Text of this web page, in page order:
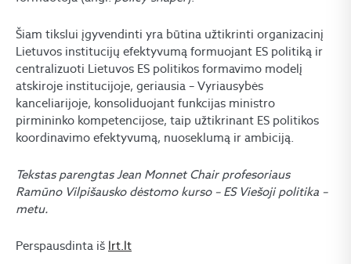
Šiam tikslui įgyvendinti yra būtina užtikrinti organizacinį
Lietuvos institucijų efektyvumą formuojant ES politiką ir
centralizuoti Lietuvos ES politikos formavimo modelį
atskiroje institucijoje, geriausia – Vyriausybės
kanceliarijoje, konsoliduojant funkcijas ministro
pirmininko kompetencijose, taip užtikrinant ES politikos
koordinavimo efektyvumą, nuoseklumą ir ambiciją.
Tekstas parengtas Jean Monnet Chair profesoriaus
Ramūno Vilpišausko dėstomo kurso – ES Viešoji politika –
metu.
Perspausdinta iš lrt.lt